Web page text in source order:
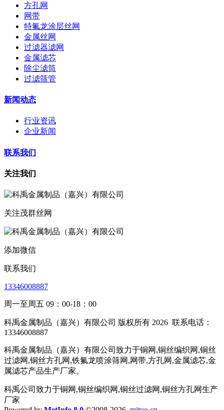
方孔网
网带
特氟龙涂层丝网
金属丝网
过滤器滤网
金属滤芯
除尘滤筒
过滤筛管
新闻动态
行业资讯
企业新闻
联系我们
关注我们
关注茂群丝网
添加微信
联系我们
13346008887
周一至周五 09：00-18：00
科禹金属制品（嘉兴）有限公司 版权所有 2026 联系电话：
13346008887
科禹金属制品（嘉兴）有限公司致力于铜网,铜丝编织网,铜丝
过滤网,铜丝方孔网,铁氟龙喷涂筛网,网带,方孔网,金属滤芯,金
属滤芯产品生产厂家。
科禹公司致力于铜网,铜丝编织网,铜丝过滤网,铜丝方孔网生产
厂家